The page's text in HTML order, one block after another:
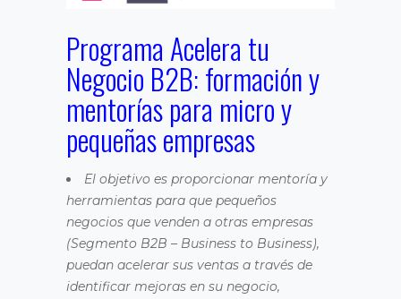
Programa Acelera tu
Negocio B2B: formación y
mentorías para micro y
pequeñas empresas
El objetivo es proporcionar mentoría y
herramientas para que pequeños
negocios que venden a otras empresas
(Segmento B2B – Business to Business),
puedan acelerar sus ventas a través de
identificar mejoras en su negocio,